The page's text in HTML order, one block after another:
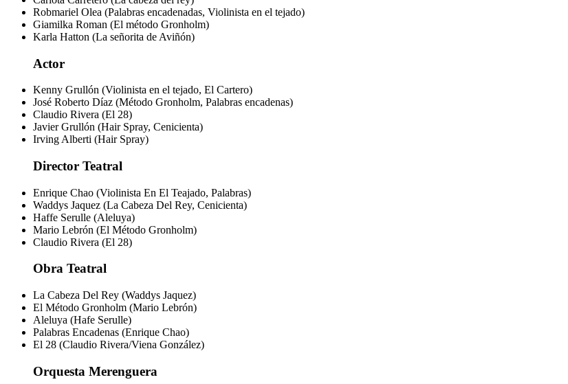
Robmariel Olea (Palabras encadenadas, Violinista en el tejado)
Giamilka Roman (El método Gronholm)
Karla Hatton (La señorita de Aviñón)
Actor
Kenny Grullón (Violinista en el tejado, El Cartero)
José Roberto Díaz (Método Gronholm, Palabras encadenas)
Claudio Rivera (El 28)
Javier Grullón (Hair Spray, Cenicienta)
Irving Alberti (Hair Spray)
Director Teatral
Enrique Chao (Violinista En El Teajado, Palabras)
Waddys Jaquez (La Cabeza Del Rey, Cenicienta)
Haffe Serulle (Aleluya)
Mario Lebrón (El Método Gronholm)
Claudio Rivera (El 28)
Obra Teatral
La Cabeza Del Rey (Waddys Jaquez)
El Método Gronholm (Mario Lebrón)
Aleluya (Hafe Serulle)
Palabras Encadenas (Enrique Chao)
El 28 (Claudio Rivera/Viena González)
Orquesta Merenguera